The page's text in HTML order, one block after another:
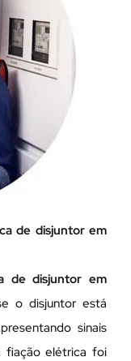
de disjuntor em
de disjuntor em
o disjuntor está
sinais
fiação elétrica foi